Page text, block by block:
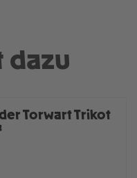
dazu
Torwart Trikot